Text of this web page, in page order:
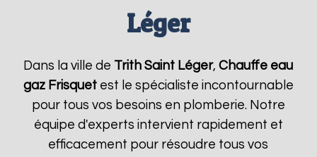
Léger
Dans la ville de Trith Saint Léger,Chauffe eau
gaz Frisquetest le spécialiste incontournable
pour tous vos besoins en plomberie. Notre
équipe d'experts intervient rapidement et
efficacement pour résoudre tous vos